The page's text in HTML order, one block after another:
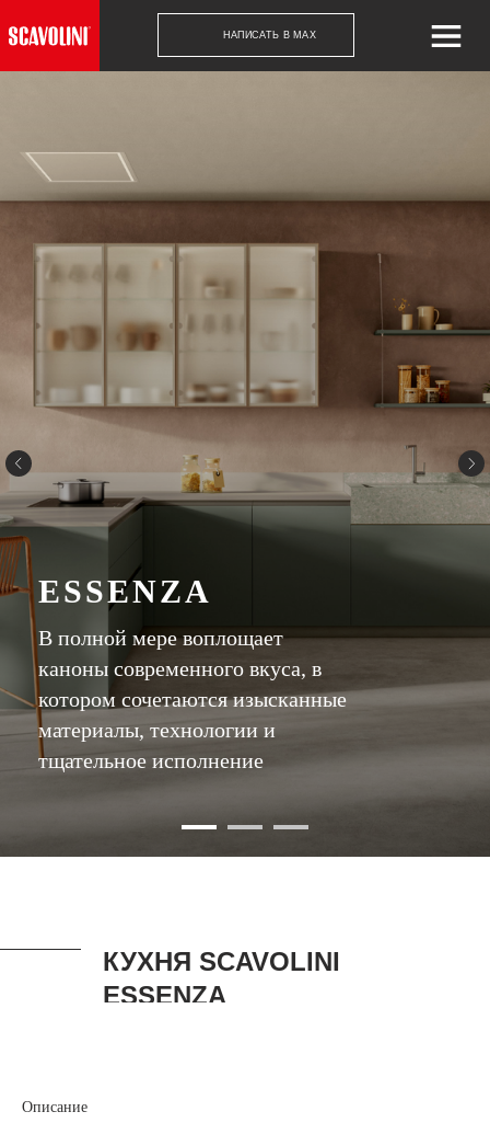
НАПИСАТЬ В MAX
ESSENZA
В полной мере воплощает
каноны современного вкуса, в
котором сочетаются изысканные
материалы, технологии и
тщательное исполнение
КУХНЯ SCAVOLINI
ESSENZA
Описание